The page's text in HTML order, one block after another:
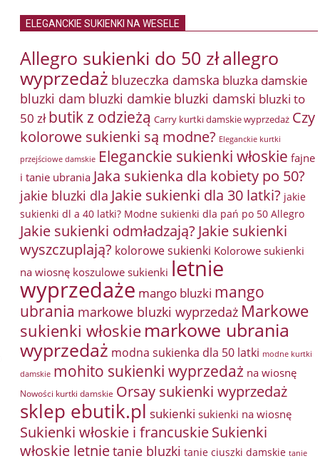
ELEGANCKIE SUKIENKI NA WESELE
Allegro sukienki do 50 złallegro
wyprzedaż bluzeczka damska bluzka damskie
bluzki dam bluzki damkie bluzki damski bluzki to
50 zł butik z odzieżą Carry kurtki damskie wyprzedaż Czy
kolorowe sukienki są modne? Eleganckie kurtki
przejściowe damskie Eleganckie sukienki włoskie fajne
i tanie ubrania Jaka sukienka dla kobiety po 50?
jakie bluzki dla Jakie sukienki dla 30 latki? jakie
sukienki dl a 40 latki? Modne sukienki dla pań po 50 Allegro
Jakie sukienki odmładzają? Jakie sukienki
wyszczuplają? kolorowe sukienki Kolorowe sukienki
na wiosnę koszulowe sukienki letnie
wyprzedaże mango bluzki mango
ubrania markowe bluzki wyprzedaż Markowe
sukienki włoskie markowe ubrania
wyprzedaż modna sukienka dla 50 latki modne kurtki
damskie mohito sukienki wyprzedaż na wiosnę
Nowości kurtki damskie Orsay sukienki wyprzedaż
sklep ebutik.pl sukienki sukienki na wiosnę
Sukienki włoskie i francuskieSukienki
włoskie letnietanie bluzki tanie ciuszki damskie tanie